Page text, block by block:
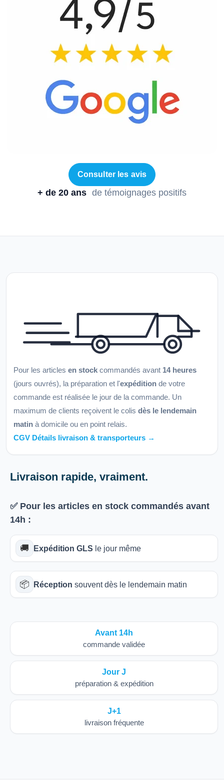
Consulter les avis
+ de 20 ans de témoignages positifs
Pour les articles en stock commandés avant 14 heures
(jours ouvrés), la préparation et l'expédition de votre
commande est réalisée le jour de la commande. Un
maximum de clients reçoivent le colis dès le lendemain
matin à domicile ou en point relais.
CGV Détails livraison & transporteurs →
Livraison rapide, vraiment.
✅ Pour les articles en stock commandés avant
14h :
🚚 Expédition GLS le jour même
📦 Réception souvent dès le lendemain matin
Avant 14h
commande validée
Jour J
préparation & expédition
J+1
livraison fréquente